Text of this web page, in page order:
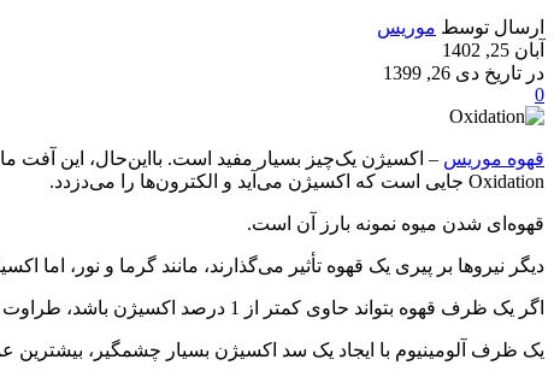
ارسال توسط موریس
آبان 25, 1402
در تاریخ دی 26, 1399
0
قهوه موریس – اکسیژن یک‌چیز بسیار مفید است. بااین‌حال، این
Oxidation جایی است که اکسیژن می‌آید و الکترون‌ها را می‌دزدد.
قهوه‌ای شدن میوه نمونه بارز آن است.
دیگر نیروها بر پیری یک قهوه تأثیر می‌گذارند، مانند گرما و نور، اما
اگر یک ظرف قهوه بتواند حاوی کمتر از 1 درصد اکسیژن باشد، طراوت قهوه برای مدت‌زمان شگفت‌انگیزی افزایش می‌یابد.
یک ظرف آلومینیوم با ایجاد یک سد اکسیژن بسیار چشمگیر، بیشترین